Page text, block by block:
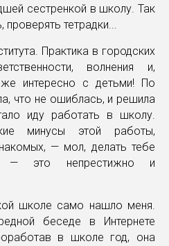
сестренкой в школу. Так
проверять тетрадки...
Практика в городских
волнения и,
интересно с детьми! По
что не ошиблась, и решила
иду работать в школу.
минусы этой работы,
— мол, делать тебе
— это непрестижно и
школе само нашло меня.
беседе в Интернете
в школе год, она